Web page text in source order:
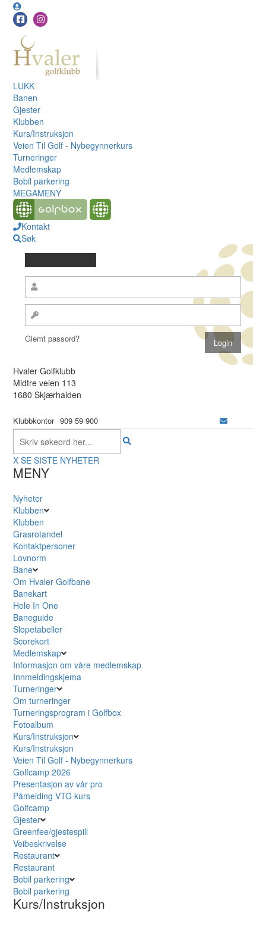
LUKK
Banen
Gjester
Klubben
Kurs/Instruksjon
Veien Til Golf - Nybegynnerkurs
Turneringer
Medlemskap
Bobil parkering
MEGAMENY
Kontakt
Søk
Glemt passord?
Hvaler Golfklubb
Midtre veien 113
1680 Skjærhalden
Klubbkontor 909 59 900
X SE SISTE NYHETER
MENY
Nyheter
Klubben
Klubben
Grasrotandel
Kontaktpersoner
Lovnorm
Bane
Om Hvaler Golfbane
Banekart
Hole In One
Baneguide
Slopetabeller
Scorekort
Medlemskap
Informasjon om våre medlemskap
Innmeldingskjema
Turneringer
Om turneringer
Turneringsprogram i Golfbox
Fotoalbum
Kurs/Instruksjon
Kurs/Instruksjon
Veien Til Golf - Nybegynnerkurs
Golfcamp 2026
Presentasjon av vår pro
Påmelding VTG kurs
Golfcamp
Gjester
Greenfee/gjestespill
Veibeskrivelse
Restaurant
Restaurant
Bobil parkering
Bobil parkering
Kurs/Instruksjon